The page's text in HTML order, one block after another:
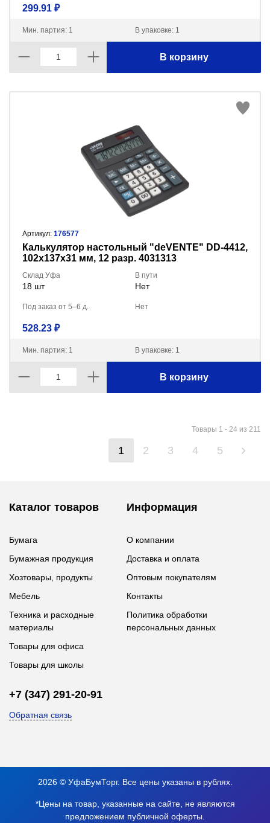
299.91 ₽
Мин. партия: 1 В упаковке: 1
В корзину
Артикул: 176577
Калькулятор настольный "deVENTE" DD-4412,
102x137x31 мм, 12 разр. 4031313
Склад Уфа
18 шт
В пути
Нет
Под заказ от 5–6 д. Нет
528.23 ₽
Мин. партия: 1 В упаковке: 1
В корзину
Товары 1 - 24 из 211
1 2 3 4 5
Каталог товаров
Бумага
Бумажная продукция
Хозтовары, продукты
Мебель
Техника и расходные
материалы
Товары для офиса
Товары для школы
Информация
О компании
Доставка и оплата
Оптовым покупателям
Контакты
Политика обработки
персональных данных
+7 (347) 291-20-91
Обратная связь
2026 © УфаБумТорг. Все цены указаны в рублях.
*Цены на товар, указанные на сайте, не являются
предложением публичной оферты.